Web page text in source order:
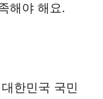
해야 해요.
한민국 국민